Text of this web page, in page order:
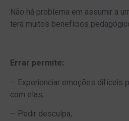
Não há problema em assumir a
terá muitos benefícios
Errar permite:
– Experienciar emoções difíceis
com elas;
– Pedir desculpa;